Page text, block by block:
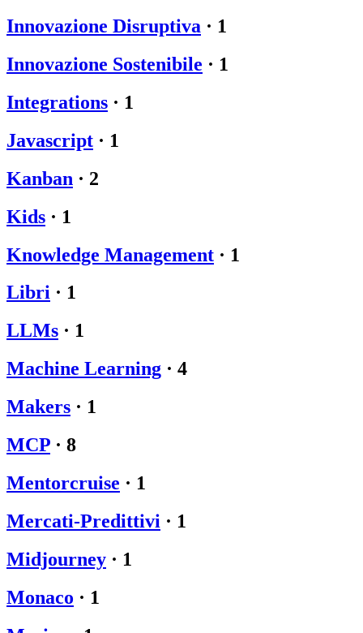
Innovazione Disruptiva · 1
Innovazione Sostenibile · 1
Integrations · 1
Javascript · 1
Kanban · 2
Kids · 1
Knowledge Management · 1
Libri · 1
LLMs · 1
Machine Learning · 4
Makers · 1
MCP · 8
Mentorcruise · 1
Mercati-Predittivi · 1
Midjourney · 1
Monaco · 1